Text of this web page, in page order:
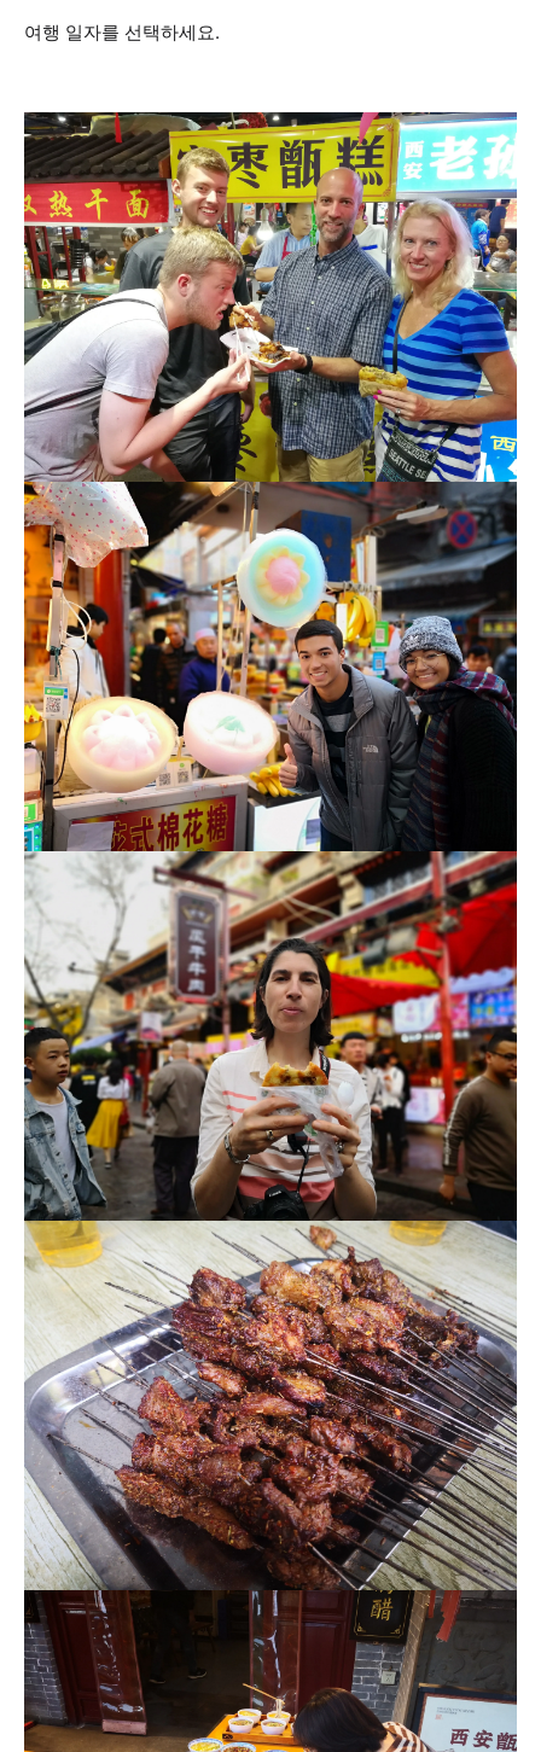
여행 일자를 선택하세요.